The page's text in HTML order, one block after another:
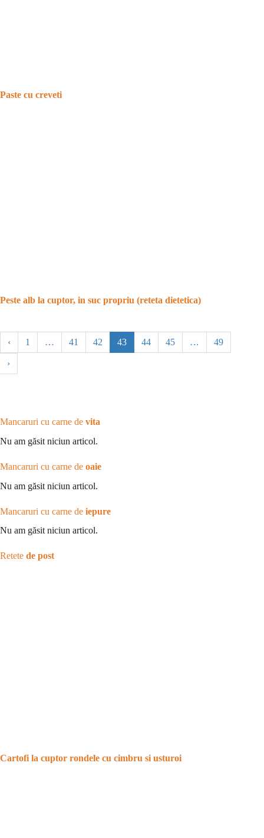
Paste cu creveti
Peste alb la cuptor, in suc propriu (reteta dietetica)
‹ 1 … 41 42 43 44 45 … 49
›
Mancaruri cu carne de vita
Nu am găsit niciun articol.
Mancaruri cu carne de oaie
Nu am găsit niciun articol.
Mancaruri cu carne de iepure
Nu am găsit niciun articol.
Retete de post
Cartofi la cuptor rondele cu cimbru si usturoi